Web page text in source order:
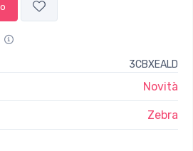
3CBXEALD
Novità
Zebra